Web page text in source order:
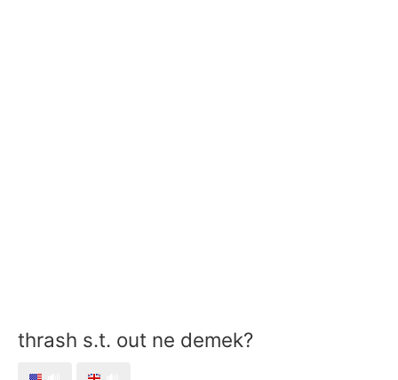
thrash s.t. out ne demek?